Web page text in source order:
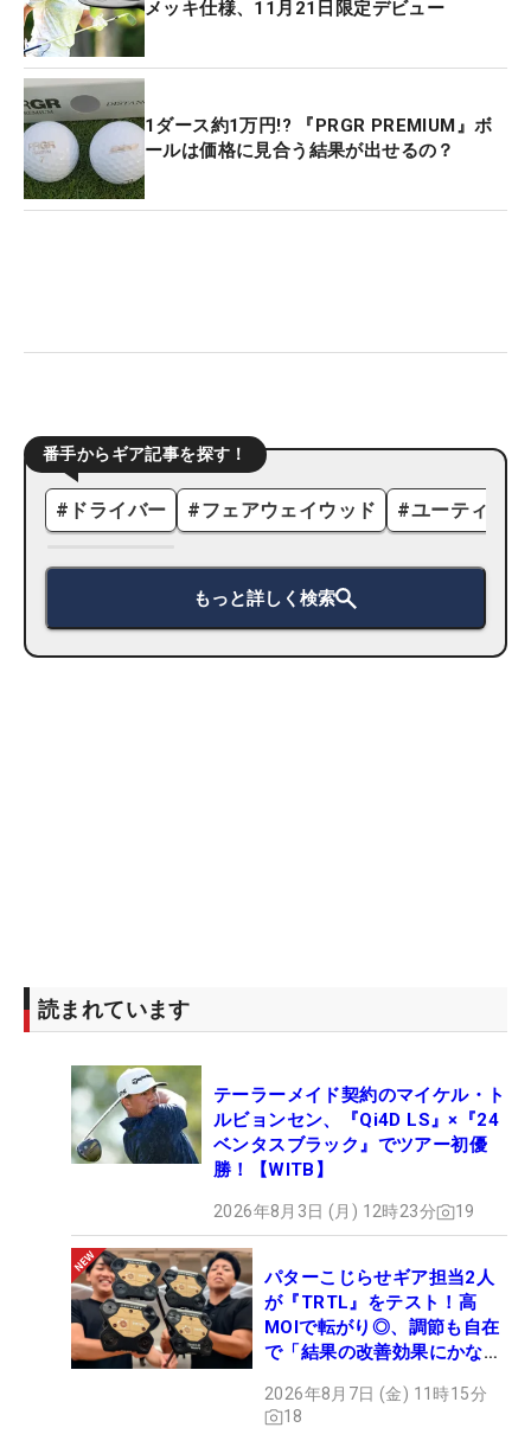
メッキ仕様、11月21日限定デビュー
1ダース約1万円!? 『PRGR PREMIUM』ボ
ールは価格に見合う結果が出せるの？
番手からギア記事を探す！
# ドライバー #フェアウェイウッド #ユーティリ
もっと詳しく検索
読まれています
テーラーメイド契約のマイケル・ト
ルビョンセン、『Qi4D LS』×『24
ベンタスブラック』でツアー初優
勝！【WITB】
2026年8月3日 (月) 12時23分 19
パターこじらせギア担当2人
が『TRTL』をテスト！高
MOIで転がり◎、調節も自在
で「結果の改善効果にかなり
2026年8月7日 (金) 11時15分
18